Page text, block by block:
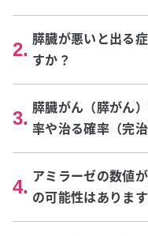
2. 膵臓が悪いと出る
すか？
3. 膵臓がん（膵がん
率や治る確率（完
4. アミラーゼの数値
の可能性はありま